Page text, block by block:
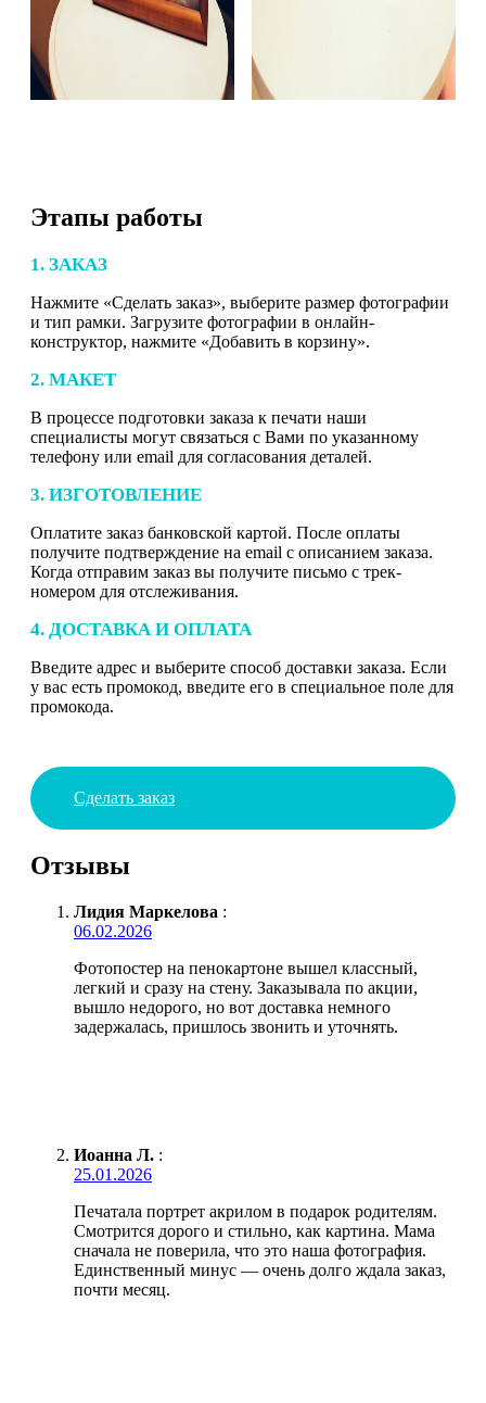
Этапы работы
1. ЗАКАЗ
Нажмите «Сделать заказ», выберите размер фотографии
и тип рамки. Загрузите фотографии в онлайн-
конструктор, нажмите «Добавить в корзину».
2. МАКЕТ
В процессе подготовки заказа к печати наши
специалисты могут связаться с Вами по указанному
телефону или email для согласования деталей.
3. ИЗГОТОВЛЕНИЕ
Оплатите заказ банковской картой. После оплаты
получите подтверждение на email с описанием заказа.
Когда отправим заказ вы получите письмо с трек-
номером для отслеживания.
4. ДОСТАВКА И ОПЛАТА
Введите адрес и выберите способ доставки заказа. Если
у вас есть промокод, введите его в специальное поле для
промокода.
Сделать заказ
Отзывы
Лидия Маркелова :
06.02.2026
Фотопостер на пенокартоне вышел классный,
легкий и сразу на стену. Заказывала по акции,
вышло недорого, но вот доставка немного
задержалась, пришлось звонить и уточнять.
Иоанна Л. :
25.01.2026
Печатала портрет акрилом в подарок родителям.
Смотрится дорого и стильно, как картина. Мама
сначала не поверила, что это наша фотография.
Единственный минус — очень долго ждала заказ,
почти месяц.